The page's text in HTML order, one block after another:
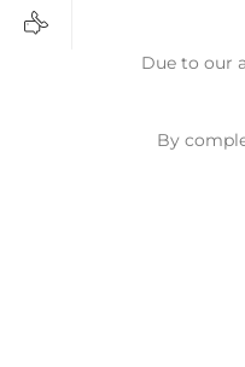
Due to our
By